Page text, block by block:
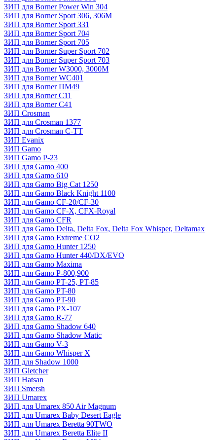
ЗИП для Borner Power Win 304
ЗИП для Borner Sport 306, 306M
ЗИП для Borner Sport 331
ЗИП для Borner Sport 704
ЗИП для Borner Sport 705
ЗИП для Borner Super Sport 702
ЗИП для Borner Super Sport 703
ЗИП для Borner W3000, 3000М
ЗИП для Borner WC401
ЗИП для Borner ПМ49
ЗИП для Borner С11
ЗИП для Borner С41
ЗИП Crosman
ЗИП для Crosman 1377
ЗИП для Crosman C-TT
ЗИП Evanix
ЗИП Gamo
ЗИП Gamo P-23
ЗИП для Gamo 400
ЗИП для Gamo 610
ЗИП для Gamo Big Cat 1250
ЗИП для Gamo Black Knight 1100
ЗИП для Gamo CF-20/CF-30
ЗИП для Gamo CF-X, CFX-Royal
ЗИП для Gamo CFR
ЗИП для Gamo Delta, Delta Fox, Delta Fox Whisper, Deltamax
ЗИП для Gamo Extreme CO2
ЗИП для Gamo Hunter 1250
ЗИП для Gamo Hunter 440/DX/EVO
ЗИП для Gamo Maxima
ЗИП для Gamo P-800,900
ЗИП для Gamo PT-25, PT-85
ЗИП для Gamo PT-80
ЗИП для Gamo PT-90
ЗИП для Gamo PX-107
ЗИП для Gamo R-77
ЗИП для Gamo Shadow 640
ЗИП для Gamo Shadow Matic
ЗИП для Gamo V-3
ЗИП для Gamo Whisper X
ЗИП для Shadow 1000
ЗИП Gletcher
ЗИП Hatsan
ЗИП Smersh
ЗИП Umarex
ЗИП для Umarex 850 Air Magnum
ЗИП для Umarex Baby Desert Eagle
ЗИП для Umarex Beretta 90TWO
ЗИП для Umarex Beretta Elite II